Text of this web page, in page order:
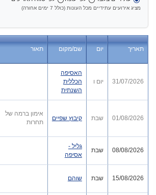
מציג אירועים עתידיים מכל העונות (כולל 7 ימים אחורה)
תאריך יום שם/מקום תאור
31/07/2026 יום ו
האסיפה
הכללית
השנתית
01/08/2026 שבת קיבוץ שפיים
אימון ברמה של
תחרות
08/08/2026 שבת
גליל -
אסיפה
15/08/2026 שבת שוהם